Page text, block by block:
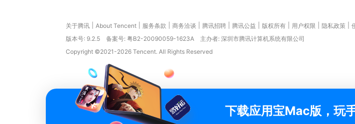
关于腾讯 About Tencent 服务条款 商务洽谈 腾讯招聘 腾讯公益 版权所有 用户权限 隐私政策
版本号: 9.2.5 备案号: 粤B2-20090059-1623A
主办者: 深圳市腾讯计算机系统有限公司
Copyright ©2021-2026 Tencent. All Rights Reserved
下载应用宝Mac版，玩